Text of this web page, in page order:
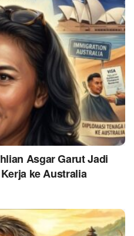
Asgar Garut Jadi
ke Australia